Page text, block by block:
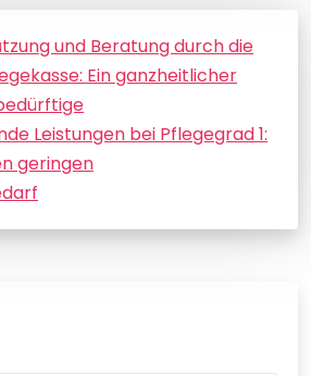
und Beratung durch die
Ein ganzheitlicher
Leistungen bei Pflegegrad 1:
geringen